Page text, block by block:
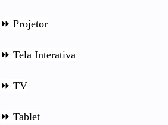
⏩ Projetor
⏩ Tela Interativa
⏩ TV
⏩ Tablet